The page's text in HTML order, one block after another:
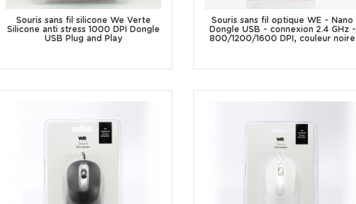
Souris sans fil silicone We Verte
Silicone anti stress 1000 DPI Dongle
USB Plug and Play
Souris sans fil optique WE - Nano
Dongle USB - connexion 2.4 GHz -
800/1200/1600 DPI, couleur noire